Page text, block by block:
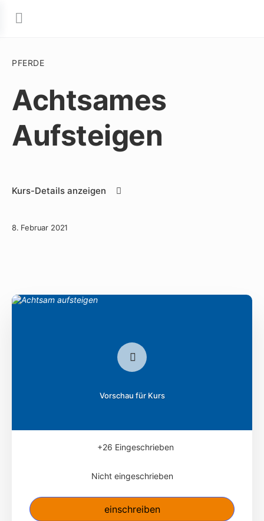
PFERDE
Achtsames
Aufsteigen
Kurs-Details anzeigen
8. Februar 2021
Vorschau für Kurs
+26 Eingeschrieben
Nicht eingeschrieben